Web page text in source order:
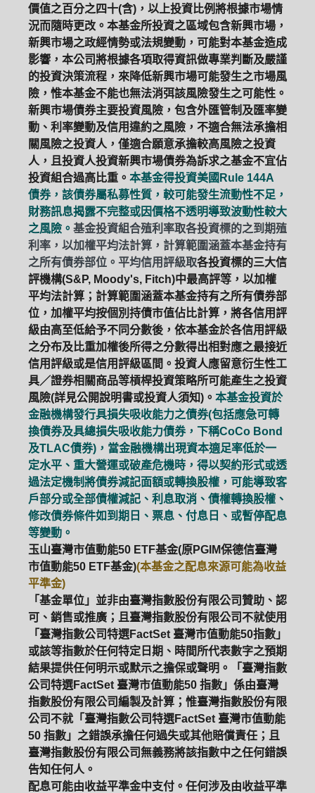
價值之百分之四十(含)，以上投資比例將根據市場情
況而隨時更改。本基金所投資之區域包含新興市場，
新興市場之政經情勢或法規變動，可能對本基金造成
影響，本公司將根據各項取得資訊做專業判斷及嚴謹
的投資決策流程，來降低新興市場可能發生之市場風
險，惟本基金不能也無法消弭該風險發生之可能性。
新興市場債券主要投資風險，包含外匯管制及匯率變
動、利率變動及信用違約之風險，不適合無法承擔相
關風險之投資人，僅適合願意承擔較高風險之投資
人，且投資人投資新興市場債券為訴求之基金不宜佔
投資組合過高比重。 本基金得投資美國Rule 144A
債券，該債券屬私募性質，較可能發生流動性不足，
財務訊息揭露不完整或因價格不透明導致波動性較大
之風險。 基金投資組合殖利率取各投資標的之到期殖
利率，以加權平均法計算，計算範圍涵蓋本基金持有
之所有債券部位。平均信用評級取各投資標的三大信
評機構(S&P, Moody's, Fitch)中最高評等，以加權
平均法計算；計算範圍涵蓋本基金持有之所有債券部
位，加權平均按個別持債市值佔比計算，將各信用評
級由高至低給予不同分數後，依本基金於各信用評級
之分布及比重加權後所得之分數得出相對應之最接近
信用評級或是信用評級區間。投資人應留意衍生性工
具／證券相關商品等槓桿投資策略所可能產生之投資
風險(詳見公開說明書或投資人須知)。 本基金投資於
金融機構發行具損失吸收能力之債券(包括應急可轉
換債券及具總損失吸收能力債券，下稱CoCo Bond
及TLAC債券)，當金融機構出現資本適足率低於一
定水平、重大營運或破產危機時，得以契約形式或透
過法定機制將債券減記面額或轉換股權，可能導致客
戶部分或全部債權減記、利息取消、債權轉換股權、
修改債券條件如到期日、票息、付息日、或暫停配息
等變動。
玉山臺灣市值動能50 ETF基金(原PGIM保德信臺灣
市值動能50 ETF基金)(本基金之配息來源可能為收益
平準金)
「基金單位」並非由臺灣指數股份有限公司贊助、認
可、銷售或推廣；且臺灣指數股份有限公司不就使用
「臺灣指數公司特選FactSet 臺灣市值動能50指數」
或該等指數於任何特定日期、時間所代表數字之預期
結果提供任何明示或默示之擔保或聲明。「臺灣指數
公司特選FactSet 臺灣市值動能50 指數」係由臺灣
指數股份有限公司編製及計算；惟臺灣指數股份有限
公司不就「臺灣指數公司特選FactSet 臺灣市值動能
50 指數」之錯誤承擔任何過失或其他賠償責任；且
臺灣指數股份有限公司無義務將該指數中之任何錯誤
告知任何人。
配息可能由收益平準金中支付。任何涉及由收益平準